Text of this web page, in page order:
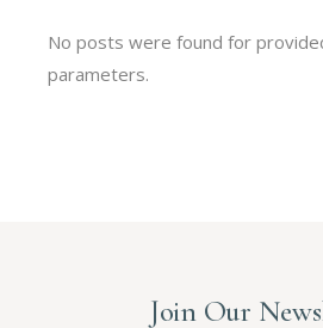
No posts were found for
parameters.
Join Our